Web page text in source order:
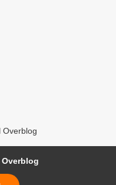
Overblog